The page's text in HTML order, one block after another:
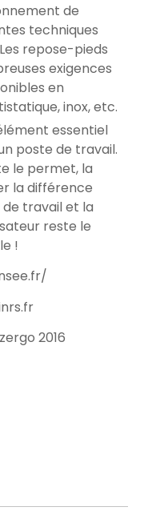
de
techniques
repose-pieds
exigences
en
inox, etc.
essentiel
poste de travail.
le permet, la
la différence
travail et la
reste le
!
2016